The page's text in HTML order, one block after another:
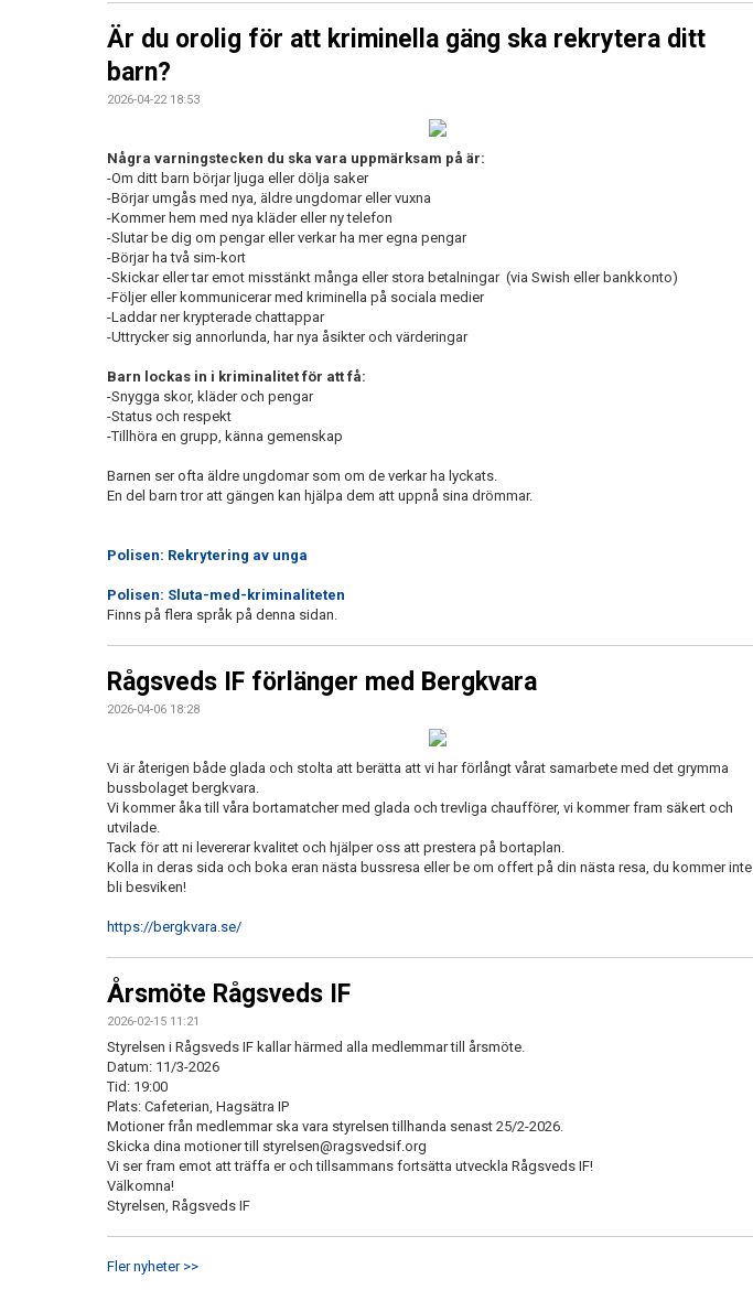
Är du orolig för att kriminella gäng ska rekrytera ditt
barn?
2026-04-22 18:53
Några varningstecken du ska vara uppmärksam på är:
-Om ditt barn börjar ljuga eller dölja saker
-Börjar umgås med nya, äldre ungdomar eller vuxna
-Kommer hem med nya kläder eller ny telefon
-Slutar be dig om pengar eller verkar ha mer egna pengar
-Börjar ha två sim-kort
-Skickar eller tar emot misstänkt många eller stora betalningar (via Swish eller bankkonto)
-Följer eller kommunicerar med kriminella på sociala medier
-Laddar ner krypterade chattappar
-Uttrycker sig annorlunda, har nya åsikter och värderingar
Barn lockas in i kriminalitet för att få:
-Snygga skor, kläder och pengar
-Status och respekt
-Tillhöra en grupp, känna gemenskap
Barnen ser ofta äldre ungdomar som om de verkar ha lyckats.
En del barn tror att gängen kan hjälpa dem att uppnå sina drömmar.
Polisen: Rekrytering av unga
Polisen: Sluta-med-kriminaliteten
Finns på flera språk på denna sidan.
Rågsveds IF förlänger med Bergkvara
2026-04-06 18:28
Vi är återigen både glada och stolta att berätta att vi har förlångt vårat samarbete med det grymma
bussbolaget bergkvara.
Vi kommer åka till våra bortamatcher med glada och trevliga chaufförer, vi kommer fram säkert och
utvilade.
Tack för att ni levererar kvalitet och hjälper oss att prestera på bortaplan.
Kolla in deras sida och boka eran nästa bussresa eller be om offert på din nästa resa, du kommer inte
bli besviken!
https://bergkvara.se/
Årsmöte Rågsveds IF
2026-02-15 11:21
Styrelsen i Rågsveds IF kallar härmed alla medlemmar till årsmöte.
Datum: 11/3-2026
Tid: 19:00
Plats: Cafeterian, Hagsätra IP
Motioner från medlemmar ska vara styrelsen tillhanda senast 25/2-2026.
Skicka dina motioner till styrelsen@ragsvedsif.org
Vi ser fram emot att träffa er och tillsammans fortsätta utveckla Rågsveds IF!
Välkomna!
Styrelsen, Rågsveds IF
Fler nyheter >>